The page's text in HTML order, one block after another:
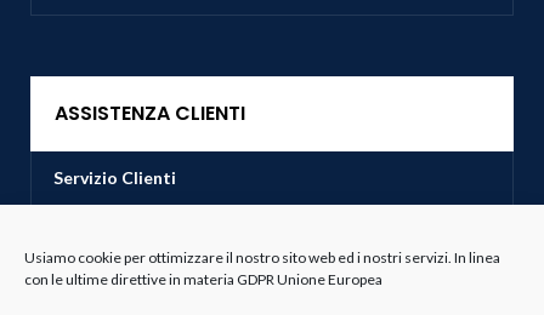
Usiamo cookie per ottimizzare il nostro sito web ed i nostri servizi. In linea
con le ultime direttive in materia GDPR Unione Europea
ASSISTENZA CLIENTI
Servizio Clienti
Resi e Recessi